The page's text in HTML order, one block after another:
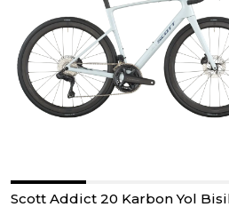
Scott Addict 20 Karbon Yol